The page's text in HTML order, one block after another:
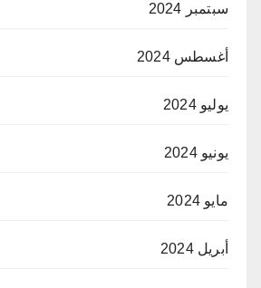
سبتمبر 2024
أغسطس 2024
يوليو 2024
يونيو 2024
مايو 2024
أبريل 2024